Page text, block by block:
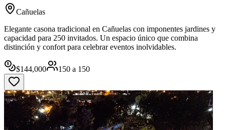
Cañuelas
Elegante casona tradicional en Cañuelas con imponentes jardines y
capacidad para 250 invitados. Un espacio único que combina
distinción y confort para celebrar eventos inolvidables.
$144,000 150 a 150